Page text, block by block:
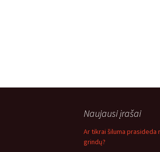
Naujausi įrašai
Ar tikrai šiluma prasideda
grindų?